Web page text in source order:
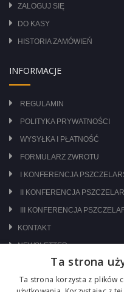
ZALOGUJ SIĘ
DO KASY
HISTORIA ZAMÓWIEŃ
INFORMACJE
REGULAMIN
POLITYKA PRYWATNOŚCI
WYSYŁKA I PŁATNOŚĆ
FORMULARZ ZWROTU
I KONFERENCJA
II KONFERENCJA
III KONFERENCJA
KONTAKT
NEWSLETTER
ODWIEDŹ NAS NA:
Ta strona
Ta strona korzysta z plików